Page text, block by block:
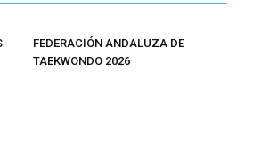
FEDERACIÓN ANDALUZA DE
TAEKWONDO 2026